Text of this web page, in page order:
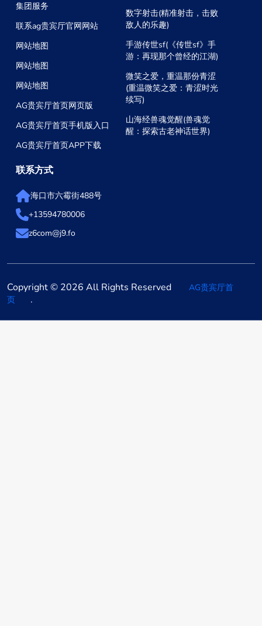
集团服务
联系ag贵宾厅官网网站
网站地图
网站地图
网站地图
AG贵宾厅首页网页版
AG贵宾厅首页手机版入口
AG贵宾厅首页APP下载
数字射击(精准射击，击败
敌人的乐趣)
手游传世sf(《传世sf》手
游：再现那个曾经的江湖)
微笑之爱，重温那份青涩
(重温微笑之爱：青涩时光
续写)
山海经兽魂觉醒(兽魂觉
醒：探索古老神话世界)
联系方式
海口市六霉街488号
+13594780006
z6com@j9.fo
Copyright © 2026 All Rights Reserved
AG贵宾厅首
页
.